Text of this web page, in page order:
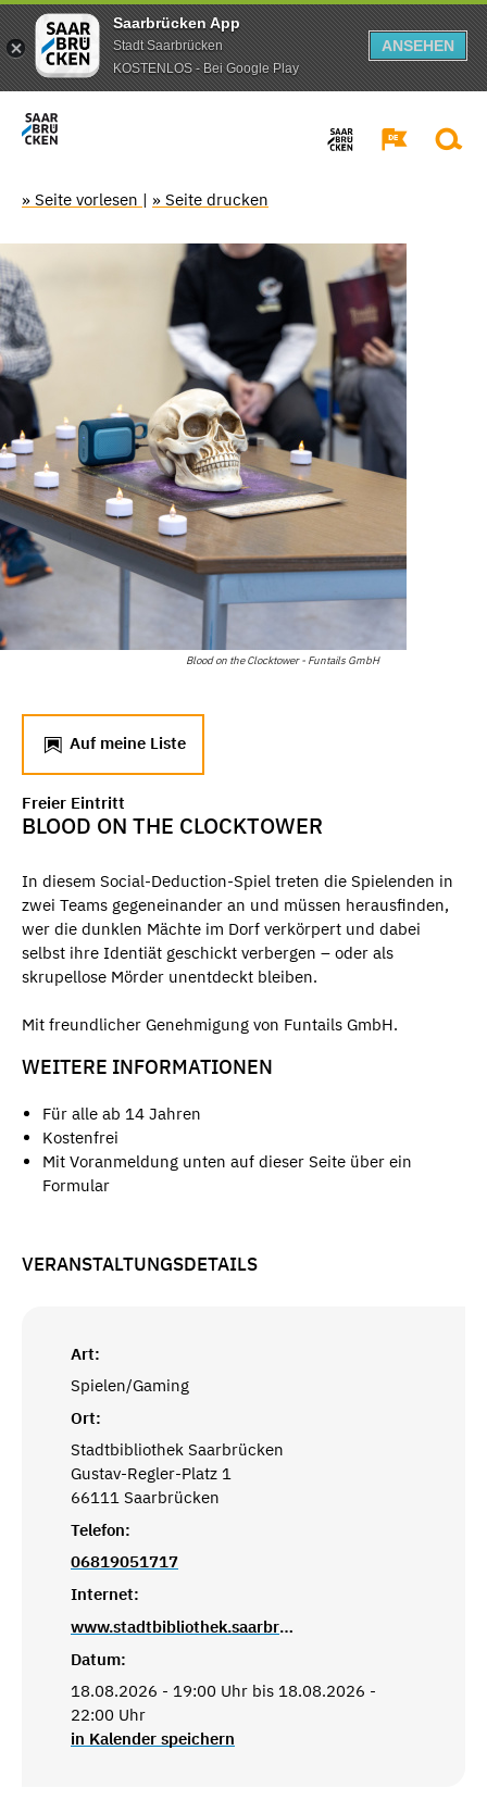
Saarbrücken App
Stadt Saarbrücken
KOSTENLOS - Bei Google Play
ANSEHEN
» Seite vorlesen | » Seite drucken
Blood on the Clocktower - Funtails GmbH
Auf meine Liste
Freier Eintritt
BLOOD ON THE CLOCKTOWER
In diesem Social-Deduction-Spiel treten die Spielenden in
zwei Teams gegeneinander an und müssen herausfinden,
wer die dunklen Mächte im Dorf verkörpert und dabei
selbst ihre Identiät geschickt verbergen – oder als
skrupellose Mörder unentdeckt bleiben.
Mit freundlicher Genehmigung von Funtails GmbH.
WEITERE INFORMATIONEN
Für alle ab 14 Jahren
Kostenfrei
Mit Voranmeldung unten auf dieser Seite über ein
Formular
VERANSTALTUNGSDETAILS
Art:
Spielen/Gaming
Ort:
Stadtbibliothek Saarbrücken
Gustav-Regler-Platz 1
66111 Saarbrücken
Telefon:
06819051717
Internet:
www.stadtbibliothek.saarbruecken.de
Datum:
18.08.2026 - 19:00 Uhr bis 18.08.2026 -
22:00 Uhr
in Kalender speichern